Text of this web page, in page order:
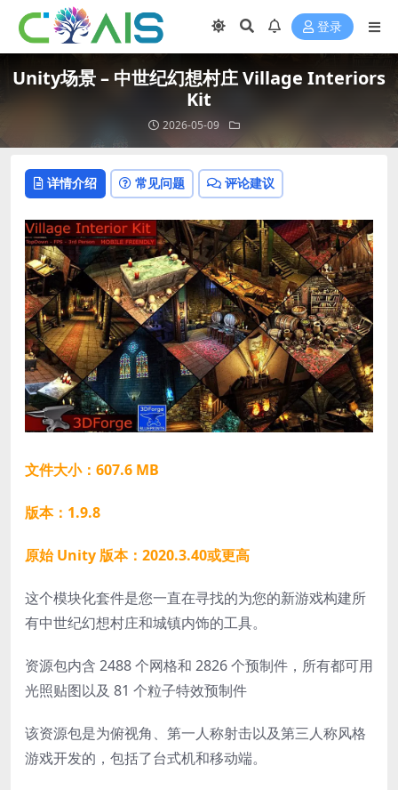
登录
Unity场景 – 中世纪幻想村庄 Village Interiors
Kit
2026-05-09
详情介绍 常见问题 评论建议
文件大小：607.6 MB
版本：1.9.8
原始 Unity 版本：2020.3.40或更高
这个模块化套件是您一直在寻找的为您的新游戏构建所
有中世纪幻想村庄和城镇内饰的工具。
资源包内含 2488 个网格和 2826 个预制件，所有都可用
光照贴图以及 81 个粒子特效预制件
该资源包是为俯视角、第一人称射击以及第三人称风格
游戏开发的，包括了台式机和移动端。